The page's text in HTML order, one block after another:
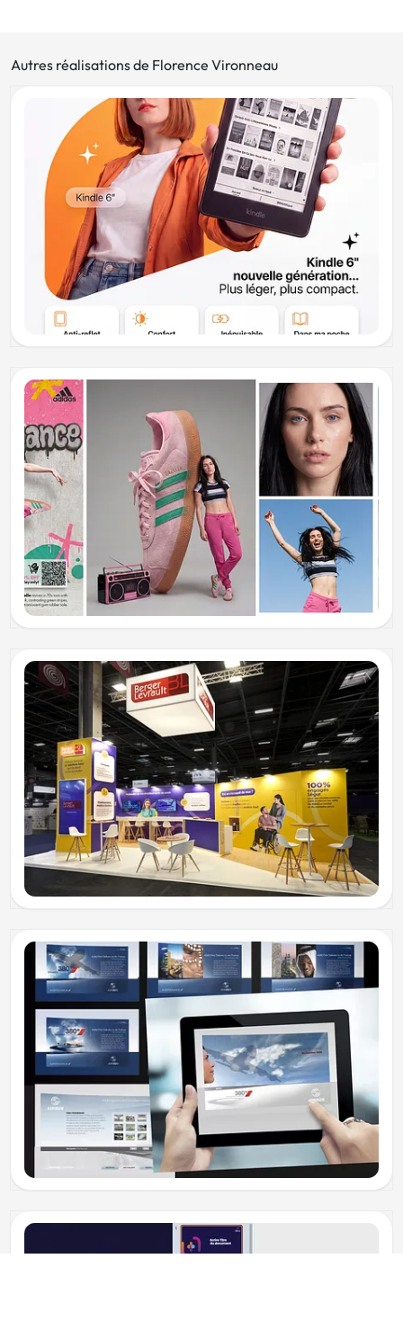
Autres réalisations de Florence Vironneau